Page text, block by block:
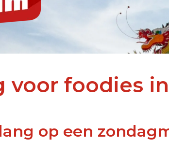
voor foodies
op een